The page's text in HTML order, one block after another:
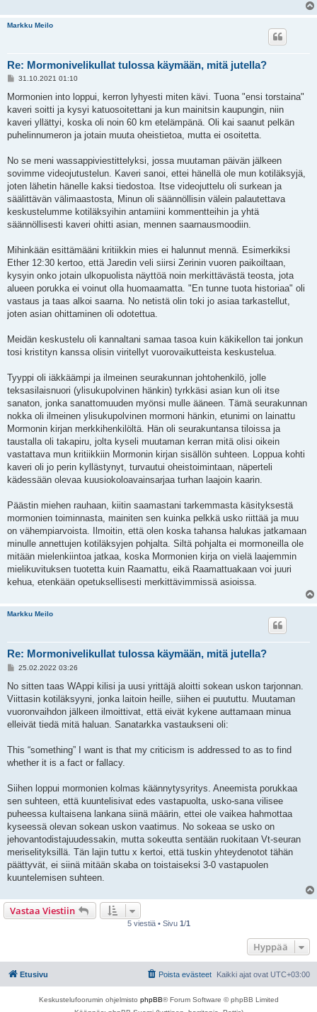
Markku Meilo
Re: Mormonivelikullat tulossa käymään, mitä jutella?
V
e
t
i
31.10.2021 01:10
Mormonien into loppui, kerron lyhyesti miten kävi. Tuona "ensi torstaina"
kaveri soitti ja kysyi katuosoitettani ja kun mainitsin kaupungin, niin
kaveri yllättyi, koska oli noin 60 km etelämpänä. Oli kai saanut pelkän
puhelinnumeron ja jotain muuta oheistietoa, mutta ei osoitetta.
No se meni wassappiviestittelyksi, jossa muutaman päivän jälkeen
sovimme videojutustelun. Kaveri sanoi, ettei hänellä ole mun kotiläksyjä,
joten lähetin hänelle kaksi tiedostoa. Itse videojuttelu oli surkean ja
säälittävän välimaastosta, Minun oli säännöllisin välein palautettava
keskustelumme kotiläksyihin antamiini kommentteihin ja yhtä
säännöllisesti kaveri ohitti asian, mennen saarnausmoodiin.
Mihinkään esittämääni kritiikkin mies ei halunnut mennä. Esimerkiksi
Ether 12:30 kertoo, että Jaredin veli siirsi Zerinin vuoren paikoiltaan,
kysyin onko jotain ulkopuolista näyttöä noin merkittävästä teosta, jota
alueen porukka ei voinut olla huomaamatta. "En tunne tuota historiaa" oli
vastaus ja taas alkoi saarna. No netistä olin toki jo asiaa tarkastellut,
joten asian ohittaminen oli odotettua.
Meidän keskustelu oli kannaltani samaa tasoa kuin käkikellon tai jonkun
tosi kristityn kanssa olisin viritellyt vuorovaikutteista keskustelua.
Tyyppi oli iäkkäämpi ja ilmeinen seurakunnan johtohenkilö, jolle
teksasilaisnuori (ylisukupolvinen hänkin) tyrkkäsi asian kun oli itse
sanaton, jonka sanattomuuden myönsi mulle ääneen. Tämä seurakunnan
nokka oli ilmeinen ylisukupolvinen mormoni hänkin, etunimi on lainattu
Mormonin kirjan merkkihenkilöltä. Hän oli seurakuntansa tiloissa ja
taustalla oli takapiru, jolta kyseli muutaman kerran mitä olisi oikein
vastattava mun kritiikkiin Mormonin kirjan sisällön suhteen. Loppua kohti
kaveri oli jo perin kyllästynyt, turvautui oheistoimintaan, näperteli
kädessään olevaa kuusiokoloavainsarjaa turhan laajoin kaarin.
Päästin miehen rauhaan, kiitin saamastani tarkemmasta käsityksestä
mormonien toiminnasta, mainiten sen kuinka pelkkä usko riittää ja muu
on vähempiarvoista. Ilmoitin, että olen koska tahansa halukas jatkamaan
minulle annettujen kotiläksyjen pohjalta. Siltä pohjalta ei mormoneilla ole
mitään mielenkiintoa jatkaa, koska Mormonien kirja on vielä laajemmin
mielikuvituksen tuotetta kuin Raamattu, eikä Raamattuakaan voi juuri
kehua, etenkään opetuksellisesti merkittävimmissä asioissa.
Markku Meilo
Re: Mormonivelikullat tulossa käymään, mitä jutella?
V
e
t
i
25.02.2022 03:26
No sitten taas WAppi kilisi ja uusi yrittäjä aloitti sokean uskon tarjonnan.
Viittasin kotiläksyyni, jonka laitoin heille, siihen ei puututtu. Muutaman
vuoronvaihdon jälkeen ilmoittivat, että eivät kykene auttamaan minua
elleivät tiedä mitä haluan. Sanatarkka vastaukseni oli:
This “something” I want is that my criticism is addressed to as to find
whether it is a fact or fallacy.
Siihen loppui mormonien kolmas käännytysyritys. Aneemista porukkaa
sen suhteen, että kuuntelisivat edes vastapuolta, usko-sana vilisee
puheessa kultaisena lankana siinä määrin, ettei ole vaikea hahmottaa
kyseessä olevan sokean uskon vaatimus. No sokeaa se usko on
jehovantodistajuudessakin, mutta sokeutta sentään ruokitaan Vt-seuran
meriselityksillä. Tän lajin tuttu x kertoi, että tuskin yhteydenotot tähän
päättyvät, ei siinä mitään skaba on toistaiseksi 3-0 vastapuolen
kuuntelemisen suhteen.
Vastaa Viestiin
5 viestiä • Sivu 1/1
Hyppää
Etusivu Kaikki ajat ovat UTC+03:00
Poista evästeet
Keskustelufoorumin ohjelmisto phpBB® Forum Software © phpBB Limited